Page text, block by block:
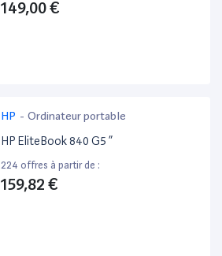
149,00 €
HP - Ordinateur portable
HP EliteBook 840 G5 ”
224 offres à partir de :
159,82 €